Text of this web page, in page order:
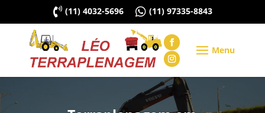
 (11) 4032-5696  (11) 97335-8843